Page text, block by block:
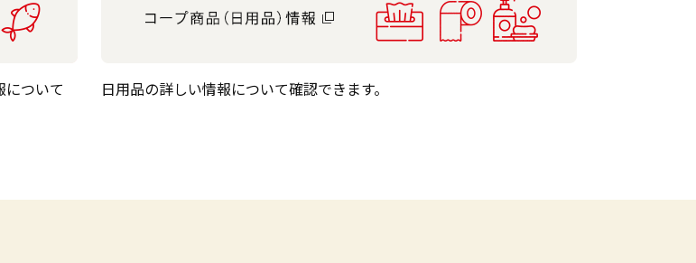
ついて
日用品の詳しい情報について確認できます。